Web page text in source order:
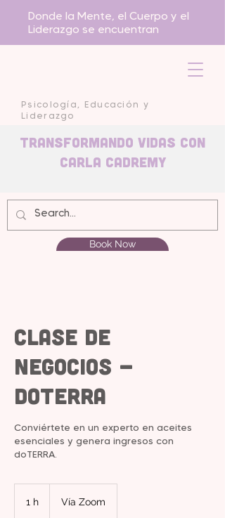
Psicología, Educación y
Liderazgo
Donde la Mente, el Cuerpo y el
Liderazgo se encuentran
Transformando Vidas con
carla Cadremy
Book Now
Clase de
Negocios -
doTERRA
Conviértete en un experto en aceites
esenciales y genera ingresos con
doTERRA.
1 h Vía Zoom